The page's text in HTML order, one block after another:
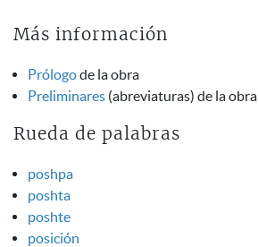
Más información
Prólogode la obra
Preliminares (abreviaturas) de la obra
Rueda de palabras
poshpa
poshta
poshte
posición